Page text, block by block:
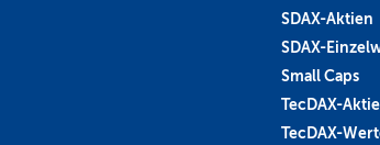
SDAX-Aktien
SDAX-
Small Caps
TecDAX-
TecDAX-